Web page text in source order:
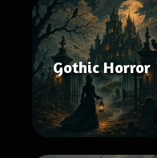
Gothic Horror